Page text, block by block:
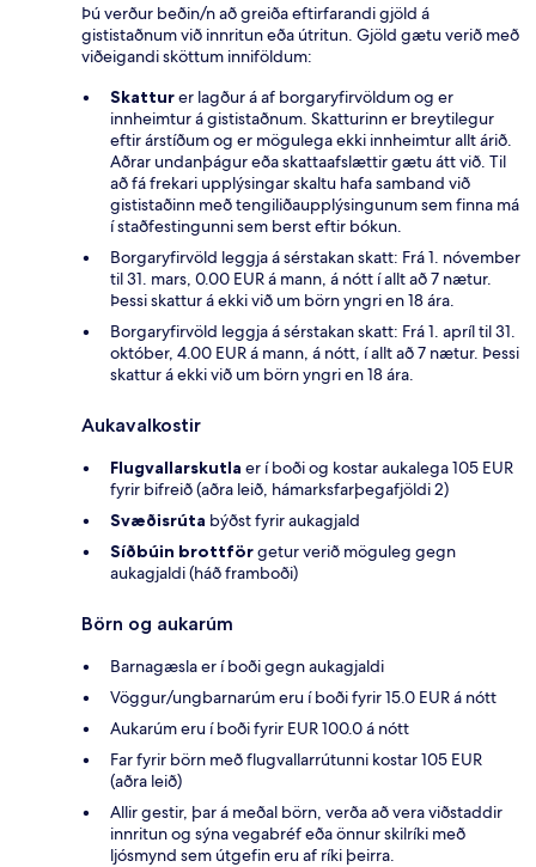
Þú verður beðin/n að greiða eftirfarandi gjöld á
gististaðnum við innritun eða útritun. Gjöld gætu verið með
viðeigandi sköttum inniföldum:
Skatturer lagður á af borgaryfirvöldum og er
innheimtur á gististaðnum. Skatturinn er breytilegur
eftir árstíðum og er mögulega ekki innheimtur allt árið.
Aðrar undanþágur eða skattaafslættir gætu átt við. Til
að fá frekari upplýsingar skaltu hafa samband við
gististaðinn með tengiliðaupplýsingunum sem finna má
í staðfestingunni sem berst eftir bókun.
Borgaryfirvöld leggja á sérstakan skatt: Frá 1. nóvember
til 31. mars, 0.00 EUR á mann, á nótt í allt að 7 nætur.
Þessi skattur á ekki við um börn yngri en 18 ára.
Borgaryfirvöld leggja á sérstakan skatt: Frá 1. apríl til 31.
október, 4.00 EUR á mann, á nótt, í allt að 7 nætur. Þessi
skattur á ekki við um börn yngri en 18 ára.
Aukavalkostir
Flugvallarskutla er í boði og kostar aukalega 105 EUR
fyrir bifreið (aðra leið, hámarksfarþegafjöldi 2)
Svæðisrúta býðst fyrir aukagjald
Síðbúin brottförgetur verið möguleg gegn
aukagjaldi (háð framboði)
Börn og aukarúm
Barnagæsla er í boði gegn aukagjaldi
Vöggur/ungbarnarúm eru í boði fyrir 15.0 EUR á nótt
Aukarúm eru í boði fyrir EUR 100.0 á nótt
Far fyrir börn með flugvallarrútunni kostar 105 EUR
(aðra leið)
Allir gestir, þar á meðal börn, verða að vera viðstaddir
innritun og sýna vegabréf eða önnur skilríki með
ljósmynd sem útgefin eru af ríki þeirra.